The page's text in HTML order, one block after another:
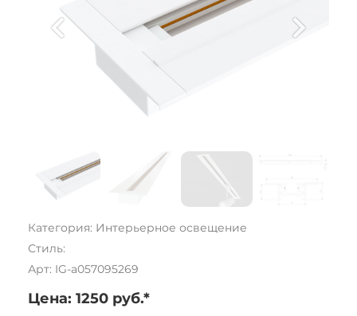
Категория: Интерьерное освещение
Стиль:
Арт: IG-a057095269
Цена: 1250 руб.*